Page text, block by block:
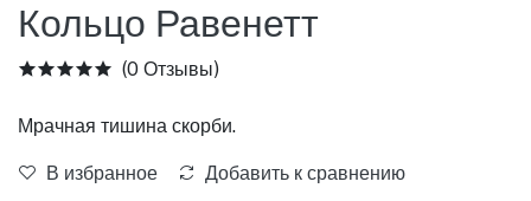
Кольцо Равенетт
(0 Отзывы)
Мрачная тишина скорби.
В избранное Добавить к сравнению